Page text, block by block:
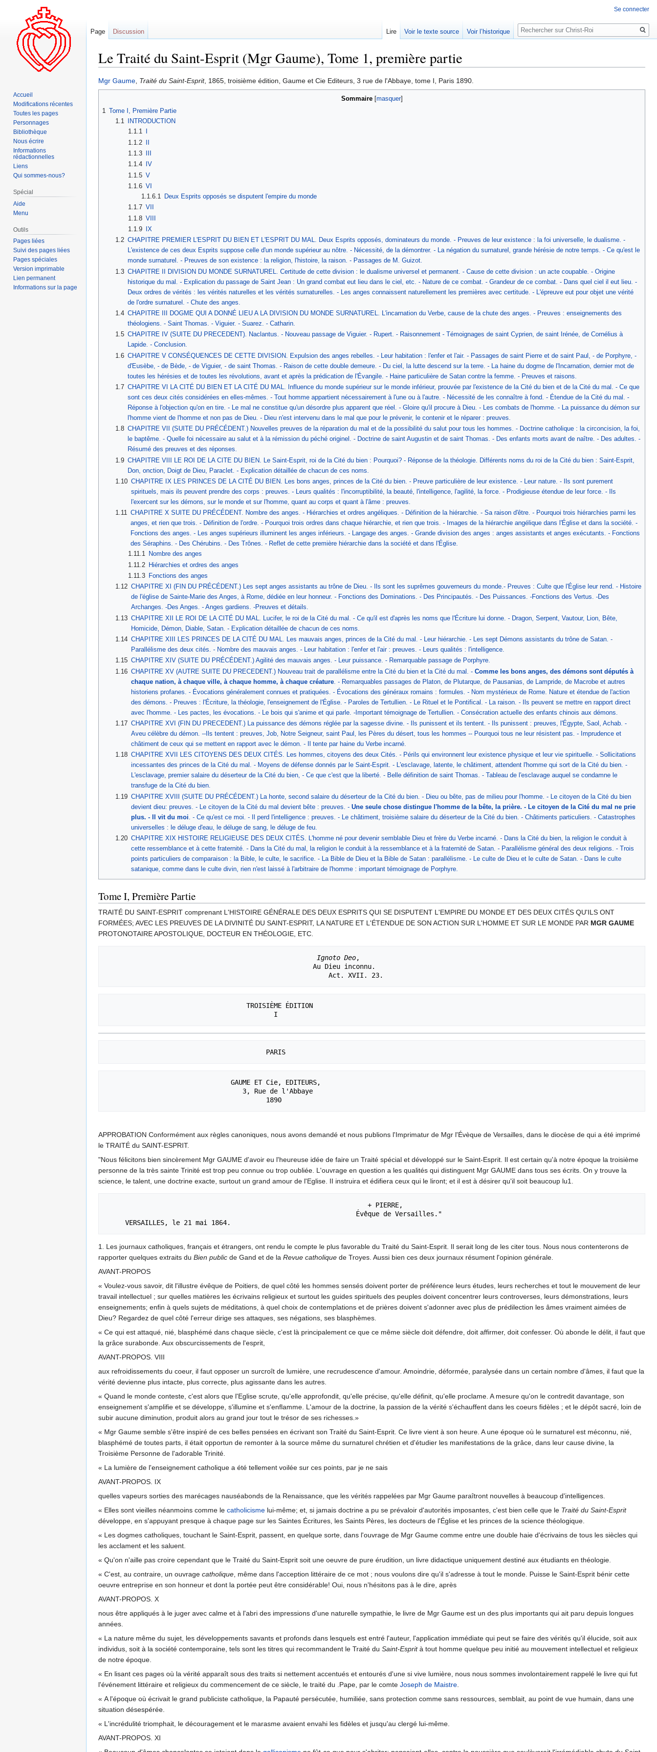
Le Traité du Saint-Esprit (Mgr Gaume), Tome 1, première partie
Aller
à
navigation
Aller
à
recherche
Mgr Gaume, Traité du Saint-Esprit, 1865, troisième édition, Gaume et Cie Editeurs, 3 rue de l'Abbaye, tome I, Paris 1890.
Sommaire
1 Tome I, Première Partie
1.1
INTRODUCTION
1.1.1
1.1.2
1.1.3
1.1.4
IV
1.1.5 V
1.1.6 VI
1.1.6.1
Deux Esprits opposés se disputent l'empire du monde
1.1.7 VII
1.1.8 VIII
1.1.9
IX
1.2 CHAPITRE PREMIER L'ESPRIT DU BIEN ET L'ESPRIT DU MAL. Deux Esprits opposés, dominateurs du monde. - Preuves de leur existence : la foi universelle, le dualisme. -
L'existence de ces deux Esprits suppose celle d'un monde supérieur au nôtre. - Nécessité, de la démontrer. - La négation du surnaturel, grande hérésie de notre temps. - Ce qu'est le
monde surnaturel. - Preuves de son existence : la religion, l'histoire, la raison. - Passages de M. Guizot.
1.3 CHAPITRE II DIVISION DU MONDE SURNATUREL. Certitude de cette division : le dualisme universel et permanent. - Cause de cette division : un acte coupable. - Origine
historique du mal. - Explication du passage de Saint Jean : Un grand combat eut lieu dans le ciel, etc. - Nature de ce combat. - Grandeur de ce combat. - Dans quel ciel il eut lieu. -
Deux ordres de vérités : les vérités naturelles et les vérités surnaturelles. - Les anges connaissent naturellement les premières avec certitude. - L'épreuve eut pour objet une vérité
de l'ordre surnaturel. - Chute des anges.
1.4 CHAPITRE III DOGME QUI A DONNÉ LIEU A LA DIVISION DU MONDE SURNATUREL. L'incarnation du Verbe, cause de la chute des anges. - Preuves : enseignements des
théologiens. - Saint Thomas. - Viguier. - Suarez. - Catharin.
1.5 CHAPITRE IV (SUITE DU PRECEDENT). Naclantus. - Nouveau passage de Viguier. - Rupert. - Raisonnement - Témoignages de saint Cyprien, de saint Irénée, de Cornélius à
Lapide. - Conclusion.
1.6 CHAPITRE V CONSÉQUENCES DE CETTE DIVISION. Expulsion des anges rebelles. - Leur habitation : l'enfer et l'air. - Passages de saint Pierre et de saint Paul, - de Porphyre, -
d'Eusèbe, - de Bède, - de Viguier, - de saint Thomas. - Raison de cette double demeure. - Du ciel, la lutte descend sur la terre. - La haine du dogme de l'Incarnation, dernier mot de
toutes les hérésies et de toutes les révolutions, avant et après la prédication de l'Évangile. - Haine particulière de Satan contre la femme. - Preuves et raisons.
1.7 CHAPITRE VI LA CITÉ DU BIEN ET LA CITÉ DU MAL. Influence du monde supérieur sur le monde inférieur, prouvée par l'existence de la Cité du bien et de la Cité du mal. - Ce que
sont ces deux cités considérées en elles-mêmes. - Tout homme appartient nécessairement à l'une ou à l'autre. - Nécessité de les connaître à fond. - Étendue de la Cité du mal. -
Réponse à l'objection qu'on en tire. - Le mal ne constitue qu'un désordre plus apparent que réel. - Gloire qu'il procure à Dieu. - Les combats de l'homme. - La puissance du démon sur
l'homme vient de l'homme et non pas de Dieu. - Dieu n'est intervenu dans le mal que pour le prévenir, le contenir et le réparer : preuves.
1.8 CHAPITRE VII (SUITE DU PRÉCÉDENT.) Nouvelles preuves de la réparation du mal et de la possibilité du salut pour tous les hommes. - Doctrine catholique : la circoncision, la foi,
le baptême. - Quelle foi nécessaire au salut et à la rémission du péché originel. - Doctrine de saint Augustin et de saint Thomas. - Des enfants morts avant de naître. - Des adultes. -
Résumé des preuves et des réponses.
1.9 CHAPITRE VIII LE ROI DE LA CITE DU BIEN. Le Saint-Esprit, roi de la Cité du bien : Pourquoi? - Réponse de la théologie. Différents noms du roi de la Cité du bien : Saint-Esprit,
Don, onction, Doigt de Dieu, Paraclet. - Explication détaillée de chacun de ces noms.
1.10 CHAPITRE IX LES PRINCES DE LA CITÉ DU BIEN. Les bons anges, princes de la Cité du bien. - Preuve particulière de leur existence. - Leur nature. - Ils sont purement
spirituels, mais ils peuvent prendre des corps : preuves. - Leurs qualités : l'incorruptibilité, la beauté, l'intelligence, l'agilité, la force. - Prodigieuse étendue de leur force. - Ils
l'exercent sur les démons, sur le monde et sur l'homme, quant au corps et quant à l'âme : preuves.
1.11 CHAPITRE X SUITE DU PRÉCÉDENT. Nombre des anges. - Hiérarchies et ordres angéliques. - Définition de la hiérarchie. - Sa raison d'être. - Pourquoi trois hiérarchies parmi les
anges, et rien que trois. - Définition de l'ordre. - Pourquoi trois ordres dans chaque hiérarchie, et rien que trois. - Images de la hiérarchie angélique dans l'Église et dans la société. -
Fonctions des anges. - Les anges supérieurs illuminent les anges inférieurs. - Langage des anges. - Grande division des anges : anges assistants et anges exécutants. - Fonctions
des Séraphins. - Des Chérubins. - Des Trônes. - Reflet de cette première hiérarchie dans la société et dans l'Église.
1.11.1 Nombre des anges
1.11.2 Hiérarchies et ordres des anges
1.11.3 Fonctions des anges
1.12 CHAPITRE XI (FIN DU PRÉCÉDENT.) Les sept anges assistants au trône de Dieu. - Ils sont les suprêmes gouverneurs du monde.- Preuves : Culte que l'Église leur rend. - Histoire
de l'église de Sainte-Marie des Anges, à Rome, dédiée en leur honneur. - Fonctions des Dominations. - Des Principautés. - Des Puissances. -Fonctions des Vertus. -Des
Archanges. -Des Anges. - Anges gardiens. -Preuves et détails.
1.13 CHAPITRE XII LE ROI DE LA CITÉ DU MAL. Lucifer, le roi de la Cité du mal. - Ce qu'il est d'après les noms que l'Écriture lui donne. - Dragon, Serpent, Vautour, Lion, Bête,
Homicide, Démon, Diable, Satan. - Explication détaillée de chacun de ces noms.
1.14 CHAPITRE XIII LES PRINCES DE LA CITÉ DU MAL. Les mauvais anges, princes de la Cité du mal. - Leur hiérarchie. - Les sept Démons assistants du trône de Satan. -
Parallélisme des deux cités. - Nombre des mauvais anges. - Leur habitation : l'enfer et l'air : preuves. - Leurs qualités : l'intelligence.
1.15 CHAPITRE XIV (SUITE DU PRÉCÉDENT.) Agilité des mauvais anges. - Leur puissance. - Remarquable passage de Porphyre.
1.16 CHAPITRE XV (AUTRE SUITE DU PRECEDENT.) Nouveau trait de parallélisme entre la Cité du bien et la Cité du mal. - Comme les bons anges, des démons sont députés à
chaque nation, à chaque ville, à chaque homme, à chaque créature. - Remarquables passages de Platon, de Plutarque, de Pausanias, de Lampride, de Macrobe et autres
historiens profanes. - Évocations généralement connues et pratiquées. - Évocations des généraux romains : formules. - Nom mystérieux de Rome. Nature et étendue de l'action
des démons. - Preuves : l'Écriture, la théologie, l'enseignement de l'Église. - Paroles de Tertullien. - Le Rituel et le Pontifical. - La raison. - Ils peuvent se mettre en rapport direct
avec l'homme. - Les pactes, les évocations. - Le bois qui s'anime et qui parle. -Important témoignage de Tertullien. - Consécration actuelle des enfants chinois aux démons.
1.17 CHAPITRE XVI (FIN DU PRECEDENT.) La puissance des démons réglée par la sagesse divine. - Ils punissent et ils tentent. - Ils punissent : preuves, l'Égypte, Saol, Achab. -
Aveu célèbre du démon. --Ils tentent : preuves, Job, Notre Seigneur, saint Paul, les Pères du désert, tous les hommes -- Pourquoi tous ne leur résistent pas. - Imprudence et
châtiment de ceux qui se mettent en rapport avec le démon. - Il tente par haine du Verbe incarné.
1.18 CHAPITRE XVII LES CITOYENS DES DEUX CITÉS. Les hommes, citoyens des deux Cités. - Périls qui environnent leur existence physique et leur vie spirituelle. - Sollicitations
incessantes des princes de la Cité du mal. - Moyens de défense donnés par le Saint-Esprit. - L'esclavage, latente, le châtiment, attendent l'homme qui sort de la Cité du bien. -
L'esclavage, premier salaire du déserteur de la Cité du bien, - Ce que c'est que la liberté. - Belle définition de saint Thomas. - Tableau de l'esclavage auquel se condamne le
transfuge de la Cité du bien.
1.19 CHAPITRE XVIII (SUITE DU PRÉCÉDENT.) La honte, second salaire du déserteur de la Cité du bien. - Dieu ou bête, pas de milieu pour l'homme. - Le citoyen de la Cité du bien
devient dieu: preuves. - Le citoyen de la Cité du mal devient bête : preuves. - Une seule chose distingue l'homme de la bête, la prière. - Le citoyen de la Cité du mal ne prie
plus. - Il vit du moi . - Ce qu'est ce moi. - Il perd l'intelligence : preuves. - Le châtiment, troisième salaire du déserteur de la Cité du bien. - Châtiments particuliers. - Catastrophes
universelles : le déluge d'eau, le déluge de sang, le déluge de feu.
1.20 CHAPITRE XIX HISTOIRE RELIGIEUSE DES DEUX CITÉS. L'homme né pour devenir semblable Dieu et frère du Verbe incarné. - Dans la Cité du bien, la religion le conduit à
cette ressemblance et à cette fraternité. - Dans la Cité du mal, la religion le conduit à la ressemblance et à la fraternité de Satan. - Parallélisme général des deux religions. - Trois
points particuliers de comparaison : la Bible, le culte, le sacrifice. - La Bible de Dieu et la Bible de Satan : parallélisme. - Le culte de Dieu et le culte de Satan. - Dans le culte
satanique, comme dans le culte divin, rien n'est laissé à l'arbitraire de l'homme : important témoignage de Porphyre.
Tome I, Première Partie
TRAITÉ DU SAINT-ESPRIT comprenant L'HISTOIRE GÉNÉRALE DES DEUX ESPRITS QUI SE DISPUTENT L'EMPIRE DU MONDE ET DES DEUX CITÉS QU'ILS ONT
FORMÉES; AVEC LES PREUVES DE LA DIVINITÉ DU SAINT-ESPRIT, LA NATURE ET L'ÉTENDUE DE SON ACTION SUR L'HOMME ET SUR LE MONDE PAR MGR GAUME
PROTONOTAIRE APOSTOLIQUE, DOCTEUR EN THÉOLOGIE, ETC.
Ignoto Deo,
APPROBATION Conformément aux règles canoniques, nous avons demandé et nous publions l'Imprimatur de Mgr l'Évèque de Versailles, dans le diocèse de qui a été imprimé
le TRAITÉ du SAINT-ESPRIT.
"Nous félicitons bien sincèrement Mgr GAUME d'avoir eu l'heureuse idée de faire un Traité spécial et développé sur le Saint-Esprit. Il est certain qu'à notre époque la troisième
personne de la très sainte Trinité est trop peu connue ou trop oubliée. L'ouvrage en question a les qualités qui distinguent Mgr GAUME dans tous ses écrits. On y trouve la
science, le talent, une doctrine exacte, surtout un grand amour de l'Eglise. II instruira et édifiera ceux qui le liront; et il est à désirer qu'il soit beaucoup lu1.
1. Les journaux catholiques, français et étrangers, ont rendu le compte le plus favorable du Traité du Saint-Esprit. Il serait long de les citer tous. Nous nous contenterons de
rapporter quelques extraits du Bien public de Gand et de la Revue catholique de Troyes. Aussi bien ces deux journaux résument l'opinion générale.
AVANT-PROPOS
« Voulez-vous savoir, dit l'illustre évêque de Poitiers, de quel côté les hommes sensés doivent porter de préférence leurs études, leurs recherches et tout le mouvement de leur
travail intellectuel ; sur quelles matières les écrivains religieux et surtout les guides spirituels des peuples doivent concentrer leurs controverses, leurs démonstrations, leurs
enseignements; enfin à quels sujets de méditations, à quel choix de contemplations et de prières doivent s'adonner avec plus de prédilection les âmes vraiment aimées de
Dieu? Regardez de quel côté l'erreur dirige ses attaques, ses négations, ses blasphèmes.
« Ce qui est attaqué, nié, blasphémé dans chaque siècle, c'est là principalement ce que ce même siècle doit défendre, doit affirmer, doit confesser. Où abonde le délit, il faut que
la grâce surabonde. Aux obscurcissements de l'esprit,
AVANT-PROPOS. VIII
aux refroidissements du coeur, il faut opposer un surcroît de lumière, une recrudescence d'amour. Amoindrie, déformée, paralysée dans un certain nombre d'âmes, il faut que la
vérité devienne plus intacte, plus correcte, plus agissante dans les autres.
« Quand le monde conteste, c'est alors que l'Eglise scrute, qu'elle approfondit, qu'elle précise, qu'elle définit, qu'elle proclame. A mesure qu'on le contredit davantage, son
enseignement s'amplifie et se développe, s'illumine et s'enflamme. L'amour de la doctrine, la passion de la vérité s'échauffent dans les coeurs fidèles ; et le dépôt sacré, loin de
subir aucune diminution, produit alors au grand jour tout le trésor de ses richesses.»
« Mgr Gaume semble s'être inspiré de ces belles pensées en écrivant son Traité du Saint-Esprit. Ce livre vient à son heure. A une époque où le surnaturel est méconnu, nié,
blasphémé de toutes parts, il était opportun de remonter à la source même du surnaturel chrétien et d'étudier les manifestations de la grâce, dans leur cause divine, la
Troisième Personne de l'adorable Trinité.
« La lumière de l'enseignement catholique a été tellement voilée sur ces points, par je ne sais
AVANT-PROPOS. IX
quelles vapeurs sorties des marécages nauséabonds de la Renaissance, que les vérités rappelées par Mgr Gaume paraîtront nouvelles à beaucoup d'intelligences.
« Elles sont vieilles néanmoins comme le catholicisme lui-même; et, si jamais doctrine a pu se prévaloir d'autorités imposantes, c'est bien celle que le Traité du Saint-Esprit
développe, en s'appuyant presque à chaque page sur les Saintes Écritures, les Saints Pères, les docteurs de l'Église et les princes de la science théologique.
« Les dogmes catholiques, touchant le Saint-Esprit, passent, en quelque sorte, dans l'ouvrage de Mgr Gaume comme entre une double haie d'écrivains de tous les siècles qui
les acclament et les saluent.
« Qu'on n'aille pas croire cependant que le Traité du Saint-Esprit soit une oeuvre de pure érudition, un livre didactique uniquement destiné aux étudiants en théologie.
« C'est, au contraire, un ouvrage catholique, même dans l'acception littéraire de ce mot ; nous voulons dire qu'il s'adresse à tout le monde. Puisse le Saint-Esprit bénir cette
oeuvre entreprise en son honneur et dont la portée peut être considérable! Oui, nous n'hésitons pas à le dire, après
AVANT-PROPOS. X
nous être appliqués à le juger avec calme et à l'abri des impressions d'une naturelle sympathie, le livre de Mgr Gaume est un des plus importants qui ait paru depuis longues
années.
« La nature même du sujet, les développements savants et profonds dans lesquels est entré l'auteur, l'application immédiate qui peut se faire des vérités qu'il élucide, soit aux
individus, soit à la société contemporaine, tels sont les titres qui recommandent le Traité du Saint-Esprità tout homme quelque peu initié au mouvement intellectuel et religieux
de notre époque.
« En lisant ces pages où la vérité apparaît sous des traits si nettement accentués et entourés d'une si vive lumière, nous nous sommes involontairement rappelé le livre qui fut
l'événement littéraire et religieux du commencement de ce siècle, le traité du .Pape, par le comte Joseph de Maistre.
« A l'époque où écrivait le grand publiciste catholique, la Papauté persécutée, humiliée, sans protection comme sans ressources, semblait, au point de vue humain, dans une
situation désespérée.
« L'incrédulité triomphait, le découragement et le marasme avaient envahi les fidèles et jusqu'au clergé lui-même.
AVANT-PROPOS. XI
Se connecter
Page Discussion Lire Voir le texte source Voir l’historique
Rechercher
Accueil
Modifications récentes
Toutes les pages
Personnages
Bibliothèque
Nous écrire
Informations
rédactionnelles
Liens
Qui sommes-nous?
Spécial
Aide
Menu
Outils
Pages liées
Suivi des pages liées
Pages spéciales
Version imprimable
Lien permanent
Informations sur la page